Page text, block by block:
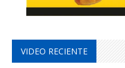
VIDEO RECIENTE